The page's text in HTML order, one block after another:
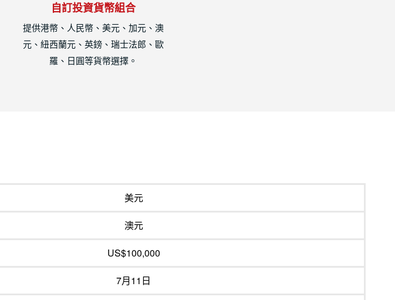
自訂投資貨幣組合
提供港幣、人民幣、美元、加元、澳
元、紐西蘭元、英鎊、瑞士法郎、歐
羅、日圓等貨幣選擇。
美元
澳元
US$100,000
7月11日